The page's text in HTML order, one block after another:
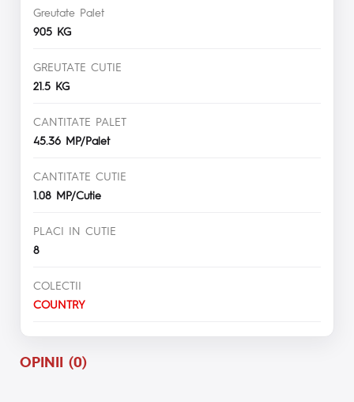
Greutate Palet
905 KG
GREUTATE CUTIE
21.5 KG
CANTITATE PALET
45.36 MP/Palet
CANTITATE CUTIE
1.08 MP/Cutie
PLACI IN CUTIE
8
COLECTII
COUNTRY
OPINII (0)